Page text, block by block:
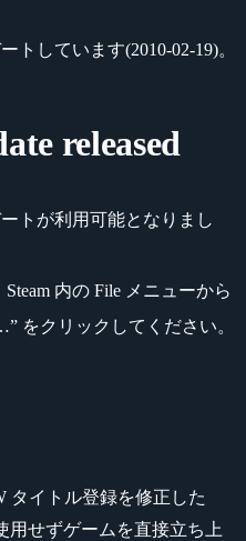
トしています(2010-02-19)。
released
トが利用可能となりまし
内の File メニューから
をクリックしてください。
タイトル登録を修正した
用せずゲームを直接立ち上